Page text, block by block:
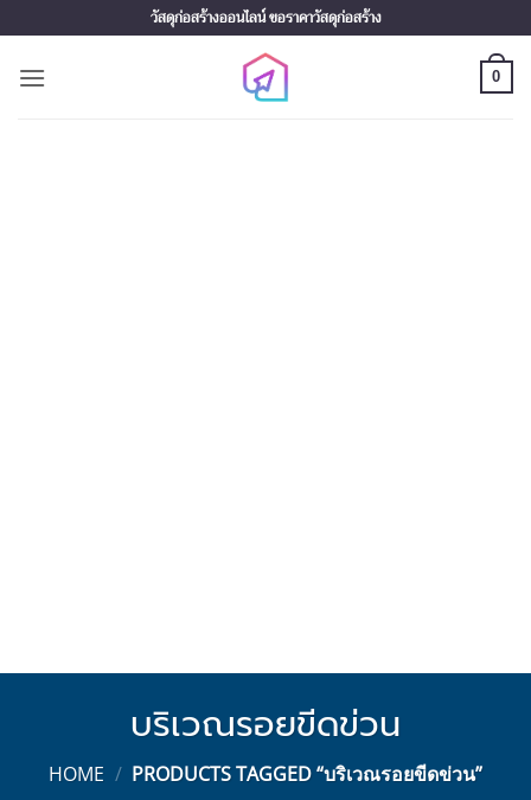
to
content
วัสดุก่อสร้างออนไลน์ ขอราคาวัสดุก่อสร้าง
0
บริเวณรอยขีดข่วน
HOME / PRODUCTS TAGGED “บริเวณรอยขีดข่วน”